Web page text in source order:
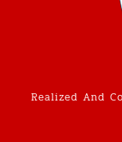
Realized And